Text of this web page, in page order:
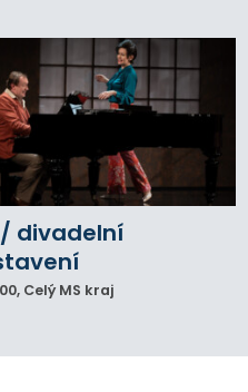
divadelní
, Celý MS kraj